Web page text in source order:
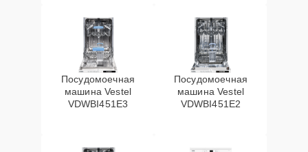
Посудомоечная
машина Vestel
VDWBI451E3
Посудомоечная
машина Vestel
VDWBI451E2